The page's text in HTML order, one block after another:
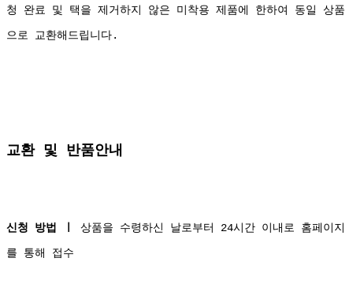
청 완료 및 택을 제거하지 않은 미착용 제품에 한하여 동일 상품
으로 교환해드립니다.
교환 및 반품안내
신청 방법 ㅣ 상품을 수령하신 날로부터 24시간 이내로 홈페이지
를 통해 접수